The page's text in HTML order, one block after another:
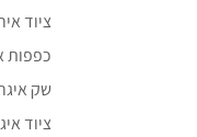
ציוד
כפפות
שק
ציוד